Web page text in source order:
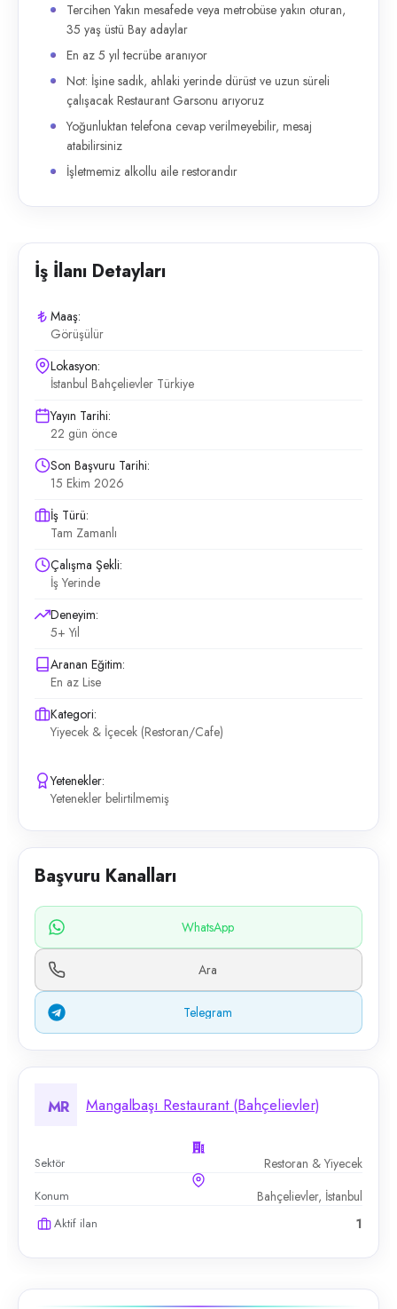
Tercihen Yakın mesafede veya metrobüse yakın oturan,
35 yaş üstü Bay adaylar
En az 5 yıl tecrübe aranıyor
Not: İşine sadık, ahlaki yerinde dürüst ve uzun süreli
çalışacak Restaurant Garsonu arıyoruz
Yoğunluktan telefona cevap verilmeyebilir, mesaj
atabilirsiniz
İşletmemiz alkollu aile restorandır
İş İlanı Detayları
Maaş:
Görüşülür
Lokasyon:
İstanbul Bahçelievler Türkiye
Yayın Tarihi:
22 gün önce
Son Başvuru Tarihi:
15 Ekim 2026
İş Türü:
Tam Zamanlı
Çalışma Şekli:
İş Yerinde
Deneyim:
5+ Yıl
Aranan Eğitim:
En az Lise
Kategori:
Yiyecek & İçecek (Restoran/Cafe)
Yetenekler:
Yetenekler belirtilmemiş
Başvuru Kanalları
WhatsApp
Ara
Telegram
MR Mangalbaşı Restaurant (Bahçelievler)
Sektör Restoran & Yiyecek
Konum Bahçelievler, İstanbul
Aktif ilan 1